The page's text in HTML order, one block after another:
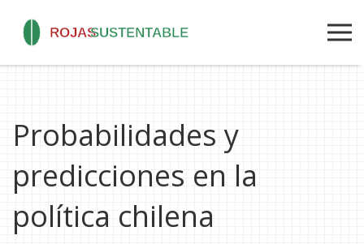
Probabilidades y
predicciones en la
política chilena